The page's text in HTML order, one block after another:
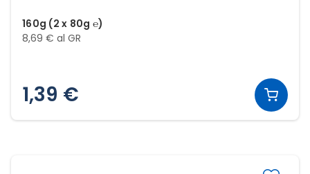
160g (2 x 80g ℮)
8,69 € al GR
1,39 €